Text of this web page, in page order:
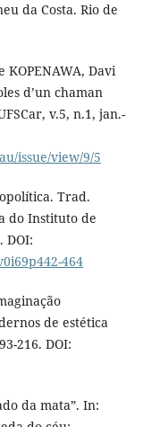
da Costa. Rio de
KOPENAWA, Davi
d’un chaman
v.5, n.1, jan.-
issue/view/9/5
Trad.
do Instituto de
DOI:
464
de estética
216. DOI:
da mata”. In: